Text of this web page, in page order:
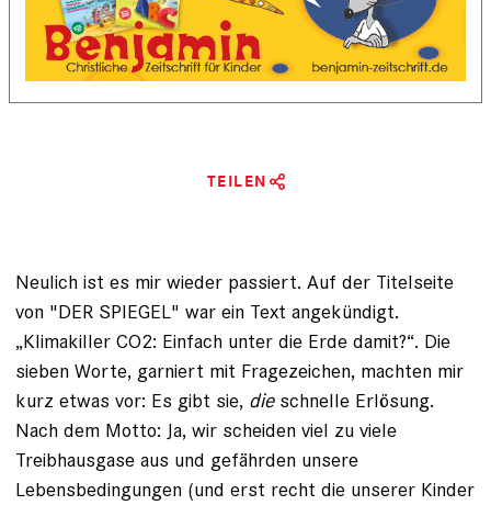
TEILEN
Neulich ist es mir wieder passiert. Auf der Titelseite
von "DER SPIEGEL" war ein Text angekündigt.
„Klimakiller CO2: Einfach unter die Erde damit?“. Die
sieben Worte, garniert mit Fragezeichen, machten mir
kurz etwas vor: Es gibt sie, dieschnelle Erlösung.
Nach dem Motto: Ja, wir scheiden viel zu viele
Treibhausgase aus und gefährden unsere
Lebensbedingungen (und erst recht die unserer Kinder